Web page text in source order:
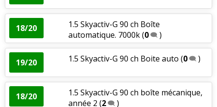
18/20
1.5 Skyactiv-G 90 ch Boîte
automatique. 7000k(0 )
19/20 1.5 Skyactiv-G 90 ch Boite auto (0 )
18/20
1.5 Skyactiv-G 90 ch boîte mécanique,
année 2 (2 )